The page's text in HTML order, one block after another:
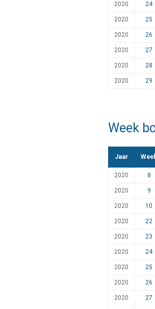
2020 24
2020 25
2020 26
2020 27
2020 28
2020 29
Week
Jaar
2020 8
2020 9
2020 10
2020 22
2020 23
2020 24
2020 25
2020 26
2020 27